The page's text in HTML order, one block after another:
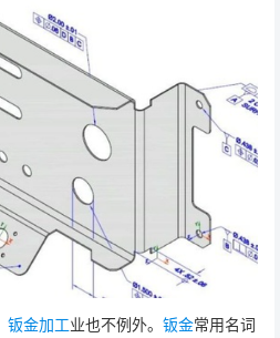
钣金加工业也不例外。 钣金常用名词